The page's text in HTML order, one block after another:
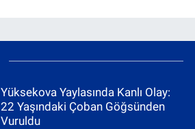
Yüksekova Yaylasında Kanlı Olay:
22 Yaşındaki Çoban Göğsünden
Vuruldu